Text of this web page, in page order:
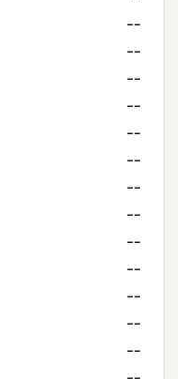
--
--
--
--
--
--
--
--
--
--
--
--
--